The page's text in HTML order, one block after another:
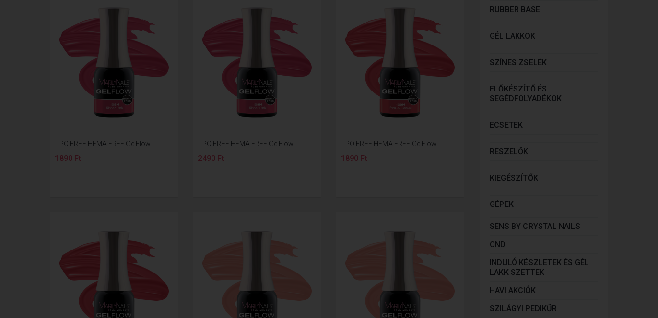
TPO FREE HEMA FREE GelFlow -...
1890 Ft
TPO FREE HEMA FREE GelFlow -...
2490 Ft
TPO FREE HEMA FREE GelFlow -...
1890 Ft
RUBBER BASE
GÉL LAKKOK
SZÍNES ZSELÉK
ELŐKÉSZÍTŐ ÉS
SEGÉDFOLYADÉKOK
ECSETEK
RESZELŐK
KIEGÉSZÍTŐK
GÉPEK
SENS BY CRYSTAL NAILS
CND
INDULÓ KÉSZLETEK ÉS GÉL
LAKK SZETTEK
HAVI AKCIÓK
SZILÁGYI PEDIKŰR